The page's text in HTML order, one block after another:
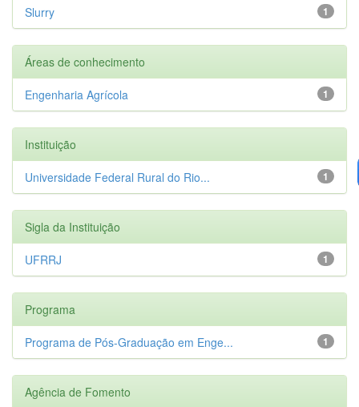
1
Slurry
Áreas de conhecimento
1
Engenharia Agrícola
Instituição
1
Universidade Federal Rural do Rio...
Sigla da Instituição
1
UFRRJ
Programa
1
Programa de Pós-Graduação em Enge...
Agência de Fomento